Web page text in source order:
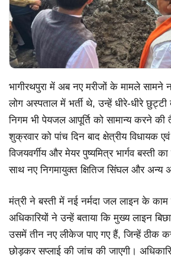
भागीरथपुरा में अब नए मरीजों के मामले
लोग अस्पताल में भर्ती थे, उन्हें धीरे-धीरे छुट्टी
निगम भी पेयजल आपूर्ति को सामान्य करने की
शुक्रवार को पांच दिन बाद क्षेत्रीय विधायक
विजयवर्गीय और मेयर पुष्यमित्र भार्गव बस्ती
साथ नए निगमायुक्त क्षितिज सिंघल और अन्य
मंत्री ने बस्ती में नई नर्मदा जल लाइन के काम
अधिकारियों ने उन्हें बताया कि मुख्य लाइन
उसमें तीन नए लीकेज पाए गए हैं, जिन्हें ठीक
छोड़कर सप्लाई की जांच की जाएगी।